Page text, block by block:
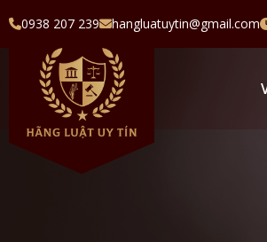
0938 207 239 hangluatuytin@gmail.com